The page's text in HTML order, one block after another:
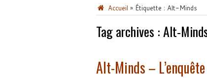
Accueil » Étiquette : Alt-Minds
Tag archives :Alt-
Alt-Minds –